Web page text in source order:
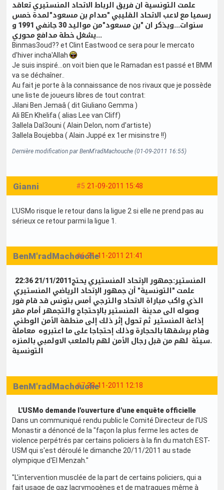
علمت التونسية ان فريق الرباط الاتحاد المنستيري تعاقد
رسميا مع لاعب الاتحاد القليبي "صدام بن مسعود"لمدة خمس
سنوات...ويذكر ان "بن مسعود"من مواليد 30 جانفي 1991 و
يشغل خطة مدافع محوري...
Binmas3oud?? et Clint Eastwood ce sera pour le mercato
d'hiver incha'Allah
Je suis inspiré...on voit bien que le Ramadan est passé et BMM
va se déchaîner..
Au fait je porte à la connaissance de nos rivaux que je possède
une liste de joueurs libres de tout contrat:
Jilani Ben Jemaâ ( dit Giuliano Gemma )
Ali BEn Khelifa ( alias Lee van Cliff)
3allela Dal3ouni ( Alain Delon, nom d'artiste)
3allela Boujebba ( Alain Juppé ex 1er misinstre !!)
Dernière modification par BenM'radMachouche (01-09-2011 16:55)
#5 21-09-2011 15:48
Gianni
L'USMo risque le retour dans la ligue 2 si elle ne prend pas au
sérieux ce retour parmi la ligue 1.
#6 21-11-2011 21:41
BenM'radMachouche
المنستير:جمهور الإتحاد المنستيري يحتج21/11/2011 22:36
علمت "التونسية" أن جمهور الإتحاد الرياضي المنستيري
الذي واكب مباراة الاتحاد والترجي أمس بتونس قد قام فور
وصوله الى مدينة المنستير بالإحتجاج والتجمهر أمام مقر
إذاعة المنستير ثم تحول إثر ذلك إلى منطقة الأمن الوطني
وقام برشقها بالحجارة وذلك إحتجاجا على ما اعتبروه معاملة
سيئة لهم من قبل رجال الأمن لهم بالملعب الاولمبي بالمنزه.
التونسية
#7 23-11-2011 12:18
BenM'radMachouche
L'USMo demande l'ouverture d'une enquête officielle
Dans un communiqué rendu public le Comité Directeur de l'US
Monastir a dénoncé de la "façon la plus ferme les actes de
violence perpétrés par certains policiers à la fin du match EST-
USM qui s'est déroulé le dimanche 20/11/2011 au stade
olympique d'El Menzah."
"L'intervention musclée de la part de certains policiers, qui a
fait usage de gaz lacrymogènes et de matraques même à